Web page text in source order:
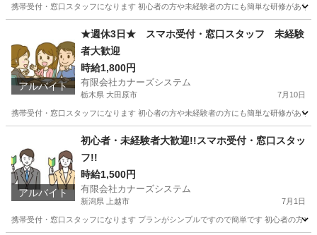
携帯受付・窓口スタッフになります 初心者の方や未経験者の方にも簡単な研修があ
携帯ショップ スタッフ
アルバイト
★週休3日★ スマホ受付・窓口スタッフ 未経験
者大歓迎
時給1,800円
有限会社カナーズシステム
栃木県 大田原市 7月10日
携帯受付・窓口スタッフになります 初心者の方や未経験者の方にも簡単な研修があ
携帯ショップ スタッフ
アルバイト
初心者・未経験者大歓迎!!スマホ受付・窓口スタッ
フ!!
時給1,500円
有限会社カナーズシステム
新潟県 上越市 7月1日
携帯受付・窓口スタッフになります プランがシンプルですので簡単です 初心者の方